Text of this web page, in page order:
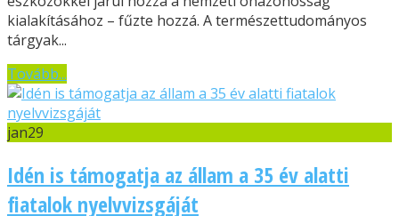
kialakításához – fűzte hozzá. A természettudományos
tárgyak...
Tovább...
jan29
Idén is támogatja az állam a 35 év alatti
fiatalok nyelvvizsgáját